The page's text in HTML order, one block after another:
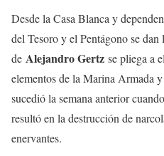
Desde la Casa Blanca y
del Tesoro y el Pentágono se
de Alejandro Gertz se pliega a
elementos de la Marina Armada
sucedió la semana anterior
resultó en la destrucción de
enervantes.